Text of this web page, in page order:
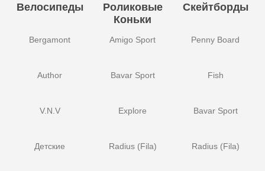
Велосипеды
Bergamont
Author
V.N.V
Детские
Роликовые
Коньки
Amigo Sport
Bavar Sport
Explore
Radius (Fila)
Скейтборды
Penny Board
Fish
Bavar Sport
Radius (Fila)